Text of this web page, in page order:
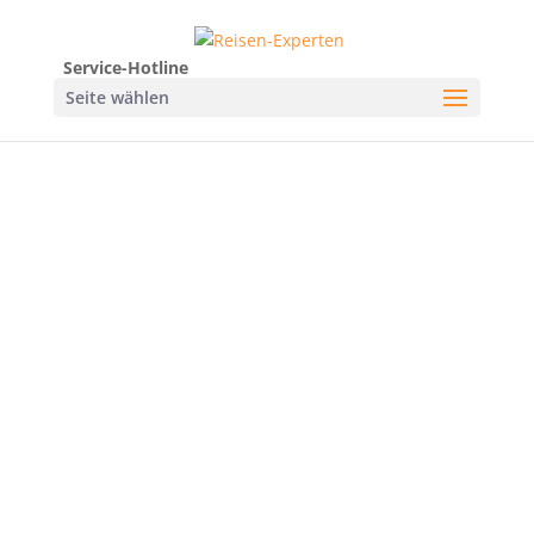
Service-Hotline
Seite wählen